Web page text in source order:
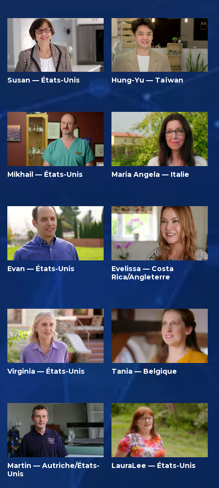
Susan — États-Unis Hung-Yu — Taïwan
Mikhail — États-Unis Maria Angela — Italie
Evan — États-Unis
Evelissa — Costa
Rica/Angleterre
Virginia — États-Unis Tania — Belgique
Martin — Autriche/États-
Unis
LauraLee — États-Unis